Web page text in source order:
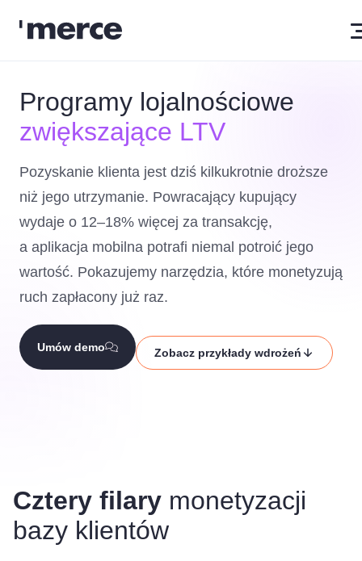
Programy lojalnościowe
zwiększające LTV
Pozyskanie klienta jest dziś kilkukrotnie droższe
niż jego utrzymanie. Powracający kupujący
wydaje o 12–18% więcej za transakcję,
a aplikacja mobilna potrafi niemal potroić jego
wartość. Pokazujemy narzędzia, które monetyzują
ruch zapłacony już raz.
Umów demo Zobacz przykłady wdrożeń
Cztery filary monetyzacji
bazy klientów